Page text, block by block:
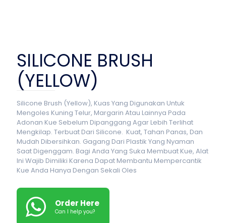
SILICONE BRUSH
(YELLOW)
Silicone Brush (Yellow), Kuas Yang Digunakan Untuk
Mengoles Kuning Telur, Margarin Atau Lainnya Pada
Adonan Kue Sebelum Dipanggang Agar Lebih Terlihat
Mengkilap. Terbuat Dari Silicone. Kuat, Tahan Panas, Dan
Mudah Dibersihkan. Gagang Dari Plastik Yang Nyaman
Saat Digenggam. Bagi Anda Yang Suka Membuat Kue, Alat
Ini Wajib Dimiliki Karena Dapat Membantu Mempercantik
Kue Anda Hanya Dengan Sekali Oles
Order Here
Can I help you?